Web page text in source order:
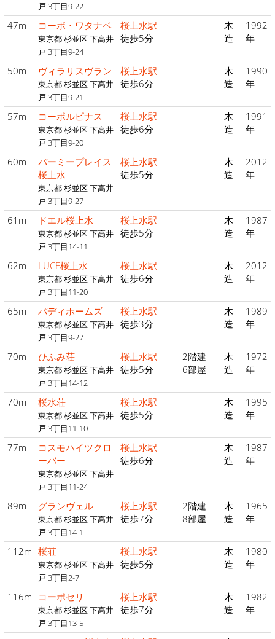
戸 3丁目9-22
47m コーポ・ワタナベ
東京都 杉並区 下高井
戸 3丁目9-24
桜上水駅
徒歩5分
木
造
1992
年
50m ヴィラリスヴラン
東京都 杉並区 下高井
戸 3丁目9-21
桜上水駅
徒歩6分
木
造
1990
年
57m コーポルピナス
東京都 杉並区 下高井
戸 3丁目9-20
桜上水駅
徒歩6分
木
造
1991
年
60m
バーミープレイス
桜上水
東京都 杉並区 下高井
戸 3丁目9-27
桜上水駅
徒歩5分
木
造
2012
年
61m ドエル桜上水
東京都 杉並区 下高井
戸 3丁目14-11
桜上水駅
徒歩5分
木
造
1987
年
62m LUCE桜上水
東京都 杉並区 下高井
戸 3丁目11-20
桜上水駅
徒歩6分
木
造
2012
年
65m パディホームズ
東京都 杉並区 下高井
戸 3丁目9-27
桜上水駅
徒歩3分
木
造
1989
年
70m ひふみ荘
東京都 杉並区 下高井
戸 3丁目14-12
桜上水駅
徒歩5分
2階建
6部屋
木
造
1972
年
70m 桜水荘
東京都 杉並区 下高井
戸 3丁目11-10
桜上水駅
徒歩5分
木
造
1995
年
77m
コスモハイツクロ
ーバー
東京都 杉並区 下高井
戸 3丁目11-24
桜上水駅
徒歩6分
木
造
1987
年
89m グランヴェル
東京都 杉並区 下高井
戸 3丁目14-1
桜上水駅
徒歩7分
2階建
8部屋
木
造
1965
年
112m 桜荘
東京都 杉並区 下高井
戸 3丁目2-7
桜上水駅
徒歩5分
木
造
1980
年
116m コーポセリ
東京都 杉並区 下高井
戸 3丁目13-5
桜上水駅
徒歩7分
木
造
1982
年